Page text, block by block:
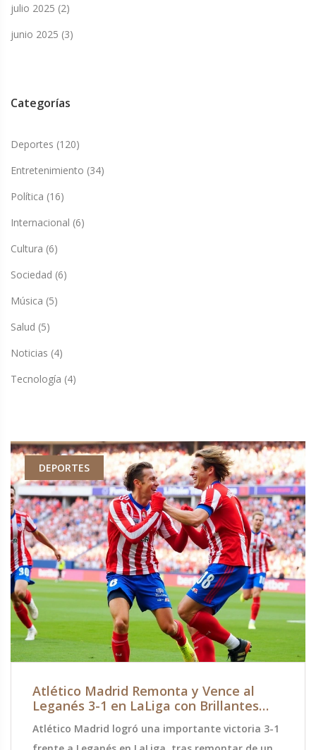
julio 2025 (2)
junio 2025 (3)
Categorías
Deportes (120)
Entretenimiento (34)
Política (16)
Internacional (6)
Cultura (6)
Sociedad (6)
Música (5)
Salud (5)
Noticias (4)
Tecnología (4)
DEPORTES
Atlético Madrid Remonta y Vence al
Leganés 3-1 en LaLiga con Brillantes
Goles de Sørloth y Griezmann
Atlético Madrid logró una importante victoria 3-1